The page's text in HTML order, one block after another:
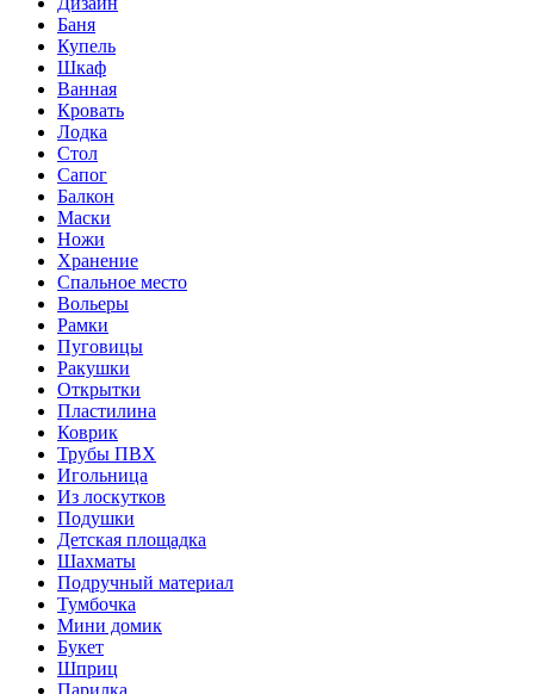
Баня
Купель
Шкаф
Ванная
Кровать
Лодка
Стол
Сапог
Балкон
Маски
Ножи
Хранение
Спальное место
Вольеры
Рамки
Пуговицы
Ракушки
Открытки
Пластилина
Коврик
Трубы ПВХ
Игольница
Из лоскутков
Подушки
Детская площадка
Шахматы
Подручный материал
Тумбочка
Мини домик
Букет
Шприц
Парилка